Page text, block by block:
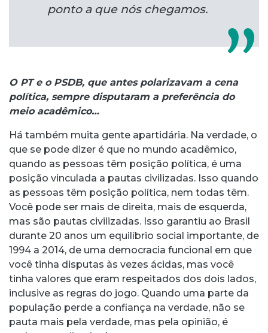
ponto a que nós chegamos.
O PT e o PSDB, que antes polarizavam a cena
política, sempre disputaram a preferência do
meio acadêmico…
Há também muita gente apartidária. Na verdade, o
que se pode dizer é que no mundo acadêmico,
quando as pessoas têm posição política, é uma
posição vinculada a pautas civilizadas. Isso quando
as pessoas têm posição política, nem todas têm.
Você pode ser mais de direita, mais de esquerda,
mas são pautas civilizadas. Isso garantiu ao Brasil
durante 20 anos um equilíbrio social importante, de
1994 a 2014, de uma democracia funcional em que
você tinha disputas às vezes ácidas, mas você
tinha valores que eram respeitados dos dois lados,
inclusive as regras do jogo. Quando uma parte da
população perde a confiança na verdade, não se
pauta mais pela verdade, mas pela opinião, é